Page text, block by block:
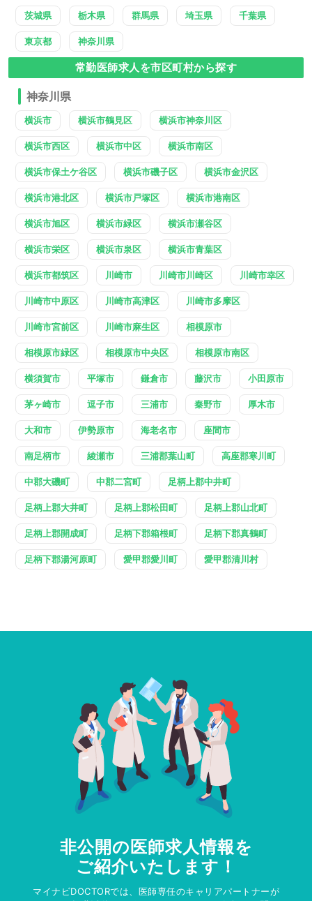
茨城県 栃木県 群馬県 埼玉県 千葉県
東京都 神奈川県
常勤医師求人を市区町村から探す
神奈川県
横浜市 横浜市鶴見区 横浜市神奈川区
横浜市西区 横浜市中区 横浜市南区
横浜市保土ケ谷区 横浜市磯子区 横浜市金沢区
横浜市港北区 横浜市戸塚区 横浜市港南区
横浜市旭区 横浜市緑区 横浜市瀬谷区
横浜市栄区 横浜市泉区 横浜市青葉区
横浜市都筑区 川崎市 川崎市川崎区 川崎市幸区
川崎市中原区 川崎市高津区 川崎市多摩区
川崎市宮前区 川崎市麻生区 相模原市
相模原市緑区 相模原市中央区 相模原市南区
横須賀市 平塚市 鎌倉市 藤沢市 小田原市
茅ヶ崎市 逗子市 三浦市 秦野市 厚木市
大和市 伊勢原市 海老名市 座間市
南足柄市 綾瀬市 三浦郡葉山町 高座郡寒川町
中郡大磯町 中郡二宮町 足柄上郡中井町
足柄上郡大井町 足柄上郡松田町 足柄上郡山北町
足柄上郡開成町 足柄下郡箱根町 足柄下郡真鶴町
足柄下郡湯河原町 愛甲郡愛川町 愛甲郡清川村
非公開の医師求人情報を
ご紹介いたします！
マイナビDOCTORでは、医師専任のキャリアパートナーが